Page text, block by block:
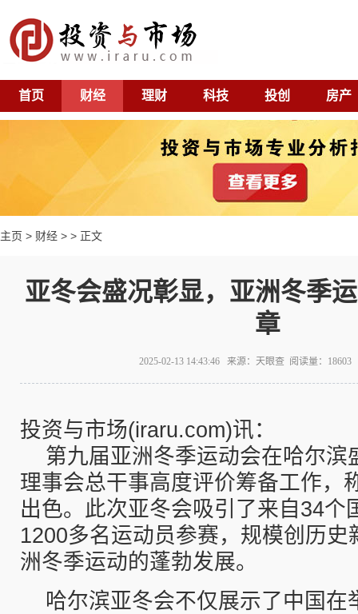
首页 财经 理财 科技 投创 房产
主页 > 财经 > > 正文
亚冬会盛况彰显，亚洲冬季
章
2025-02-13 14:43:46 来源：天眼查 阅读量：
投资与市场(iraru.com)讯：
第九届亚洲冬季运动会在哈尔滨
理事会总干事高度评价筹备工作，
出色。此次亚冬会吸引了来自34个
1200多名运动员参赛，规模创历史
洲冬季运动的蓬勃发展。
哈尔滨亚冬会不仅展示了中国在